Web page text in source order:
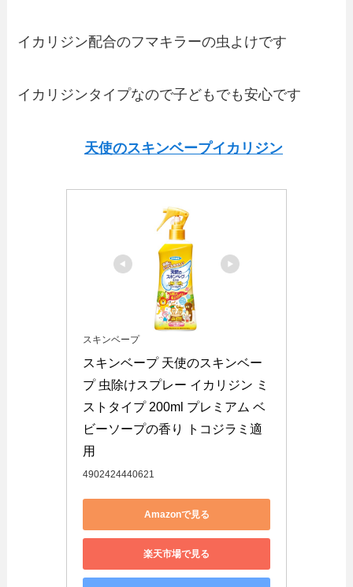
イカリジン配合のフマキラーの虫よけです
イカリジンタイプなので子どもでも安心です
天使のスキンベープイカリジン
スキンベープ
スキンベープ 天使のスキンベー
プ 虫除けスプレー イカリジン ミ
ストタイプ 200ml プレミアム ベ
ビーソープの香り トコジラミ適
用
4902424440621
Amazonで見る
楽天市場で見る